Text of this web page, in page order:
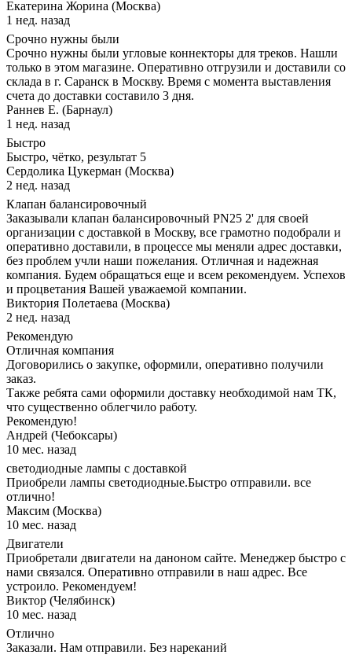
Екатерина Жорина (Москва)
1 нед. назад
Срочно нужны были
Срочно нужны были угловые коннекторы для треков. Нашли
только в этом магазине. Оперативно отгрузили и доставили со
склада в г. Саранск в Москву. Время с момента выставления
счета до доставки составило 3 дня.
Раннев Е. (Барнаул)
1 нед. назад
Быстро
Быстро, чётко, результат 5
Сердолика Цукерман (Москва)
2 нед. назад
Клапан балансировочный
Заказывали клапан балансировочный PN25 2' для своей
организации с доставкой в Москву, все грамотно подобрали и
оперативно доставили, в процессе мы меняли адрес доставки,
без проблем учли наши пожелания. Отличная и надежная
компания. Будем обращаться еще и всем рекомендуем. Успехов
и процветания Вашей уважаемой компании.
Виктория Полетаева (Москва)
2 нед. назад
Рекомендую
Отличная компания
Договорились о закупке, оформили, оперативно получили
заказ.
Также ребята сами оформили доставку необходимой нам ТК,
что существенно облегчило работу.
Рекомендую!
Андрей (Чебоксары)
10 мес. назад
светодиодные лампы с доставкой
Приобрели лампы светодиодные.Быстро отправили. все
отлично!
Максим (Москва)
10 мес. назад
Двигатели
Приобретали двигатели на даноном сайте. Менеджер быстро с
нами связался. Оперативно отправили в наш адрес. Все
устроило. Рекомендуем!
Виктор (Челябинск)
10 мес. назад
Отлично
Заказали. Нам отправили. Без нареканий